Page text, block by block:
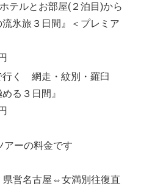
テルとお部屋(２泊目)から
氷旅３日間』＜プレミア
行く 網走・紋別・羅臼
る３日間』
アーの料金です
県営名古屋⇔女満別往復直